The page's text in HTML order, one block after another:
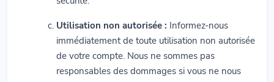
Utilisation non autorisée : Informez-nous
immédiatement de toute utilisation non autorisée
de votre compte. Nous ne sommes pas
responsables des dommages si vous ne nous